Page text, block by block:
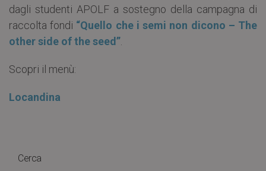
dagli studenti APOLF a sostegno della campagna di
raccolta fondi “Quello che i semi non dicono – The
other side of the seed”
Scopri il menù:
Locandina
Cerca